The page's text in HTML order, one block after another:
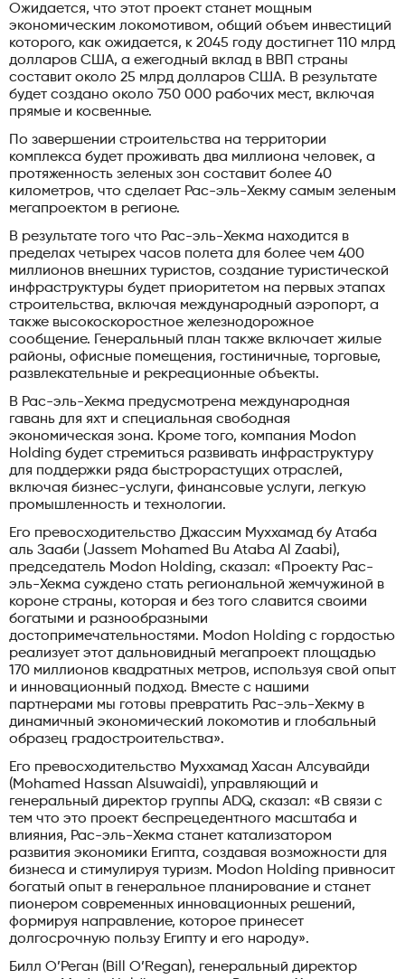
Ожидается, что этот проект станет мощным
экономическим локомотивом, общий объем инвестиций
которого, как ожидается, к 2045 году достигнет 110 млрд
долларов США, а ежегодный вклад в ВВП страны
составит около 25 млрд долларов США. В результате
будет создано около 750 000 рабочих мест, включая
прямые и косвенные.
По завершении строительства на территории
комплекса будет проживать два миллиона человек, а
протяженность зеленых зон составит более 40
километров, что сделает Рас-эль-Хекму самым зеленым
мегапроектом в регионе.
В результате того что Рас-эль-Хекма находится в
пределах четырех часов полета для более чем 400
миллионов внешних туристов, создание туристической
инфраструктуры будет приоритетом на первых этапах
строительства, включая международный аэропорт, а
также высокоскоростное железнодорожное
сообщение. Генеральный план также включает жилые
районы, офисные помещения, гостиничные, торговые,
развлекательные и рекреационные объекты.
В Рас-эль-Хекма предусмотрена международная
гавань для яхт и специальная свободная
экономическая зона. Кроме того, компания Modon
Holding будет стремиться развивать инфраструктуру
для поддержки ряда быстрорастущих отраслей,
включая бизнес-услуги, финансовые услуги, легкую
промышленность и технологии.
Его превосходительство Джассим Муххамад бу Атаба
аль Зааби (Jassem Mohamed Bu Ataba Al Zaabi),
председатель Modon Holding, сказал: «Проекту Рас-
эль-Хекма суждено стать региональной жемчужиной в
короне страны, которая и без того славится своими
богатыми и разнообразными
достопримечательностями. Modon Holding с гордостью
реализует этот дальновидный мегапроект площадью
170 миллионов квадратных метров, используя свой опыт
и инновационный подход. Вместе с нашими
партнерами мы готовы превратить Рас-эль-Хекму в
динамичный экономический локомотив и глобальный
образец градостроительства».
Его превосходительство Муххамад Хасан Алсувайди
(Mohamed Hassan Alsuwaidi), управляющий и
генеральный директор группы ADQ, сказал: «В связи с
тем что это проект беспрецедентного масштаба и
влияния, Рас-эль-Хекма станет катализатором
развития экономики Египта, создавая возможности для
бизнеса и стимулируя туризм. Modon Holding привносит
богатый опыт в генеральное планирование и станет
пионером современных инновационных решений,
формируя направление, которое принесет
долгосрочную пользу Египту и его народу».
Билл О’Реган (Bill O’Regan), генеральный директор